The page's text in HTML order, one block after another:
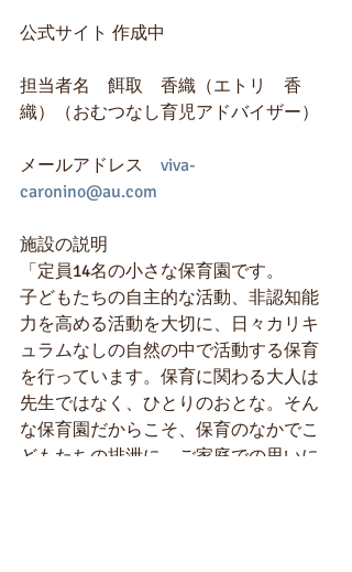
公式サイト 作成中
担当者名　餌取　香織（エトリ　香
織）（おむつなし育児アドバイザー）
メールアドレス viva-
caronino@au.com
施設の説明
「定員14名の小さな保育園です。
子どもたちの自主的な活動、非認知能
力を高める活動を大切に、日々カリキ
ュラムなしの自然の中で活動する保育
を行っています。保育に関わる大人は
先生ではなく、ひとりのおとな。そん
な保育園だからこそ、保育のなかでこ
どもたちの排泄に、ご家庭での思いに